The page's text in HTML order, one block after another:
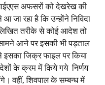
अफसरों को देखरेख की
जा रहा है कि उन्होंने निविदा
लिखित तरीके से कोई आदेश तो
आने पर इसकी भी पड़ताल
जिक्र फाइल पर किया
के क्रम में किये गये निर्णय
वहीं, शिवपाल के सम्बन्ध में